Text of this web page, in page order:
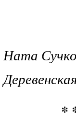
Ната
*